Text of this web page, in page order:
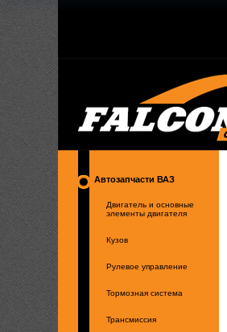
Автозапчасти ВАЗ
Двигатель и основные
элементы двигателя
Кузов
Рулевое управление
Тормозная система
Трансмиссия